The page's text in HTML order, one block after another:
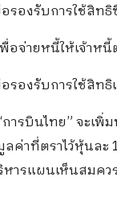
อรองรับการใช้สิ
พื่อจ่ายหนี้ให้เจ้า
อรองรับการใช้สิท
ารบินไทย” จะเพิ่
ลค่าที่ตราไว้หุ้น
รแผนเห็นสมคว